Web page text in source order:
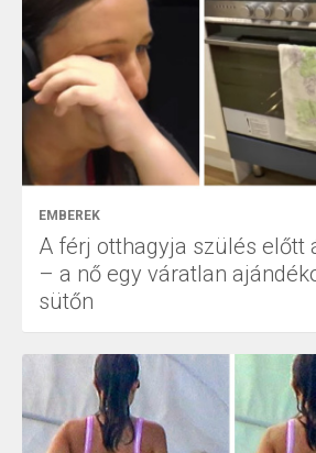
EMBEREK
A férj otthagyja szülés előtt
– a nő egy váratlan
sütőn